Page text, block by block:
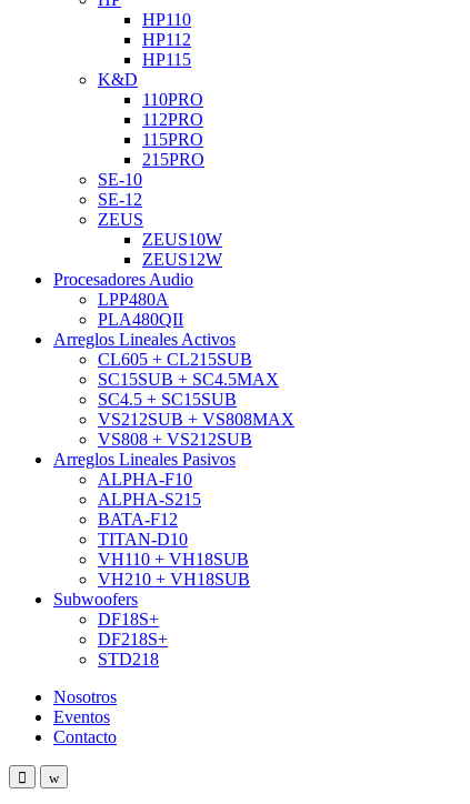
HP110
HP112
HP115
K&D
110PRO
112PRO
115PRO
215PRO
SE-10
SE-12
ZEUS
ZEUS10W
ZEUS12W
Procesadores Audio
LPP480A
PLA480QII
Arreglos Lineales Activos
CL605 + CL215SUB
SC15SUB + SC4.5MAX
SC4.5 + SC15SUB
VS212SUB + VS808MAX
VS808 + VS212SUB
Arreglos Lineales Pasivos
ALPHA-F10
ALPHA-S215
BATA-F12
TITAN-D10
VH110 + VH18SUB
VH210 + VH18SUB
Subwoofers
DF18S+
DF218S+
STD218
Nosotros
Eventos
Contacto